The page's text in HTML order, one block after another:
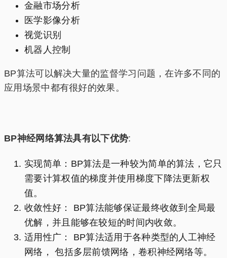
金融市场分析
医学影像分析
视觉识别
机器人控制
BP算法可以解决大量的监督学习问题，在许多不同的
应用场景中都有很好的效果。
BP神经网络算法具有以下优势:
实现简单：BP算法是一种较为简单的算法，它只
需要计算权值的梯度并使用梯度下降法更新权
值。
收敛性好： BP算法能够保证最终收敛到全局最
优解，并且能够在较短的时间内收敛。
适用性广： BP算法适用于各种类型的人工神经
网络， 包括多层前馈网络，卷积神经网络等。